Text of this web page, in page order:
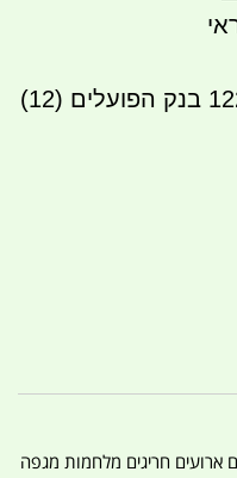
העברה בנקאית לחשבון 12230 בנק הפועלים (12)
חגים ארועים חריגים מלחמות מגפה